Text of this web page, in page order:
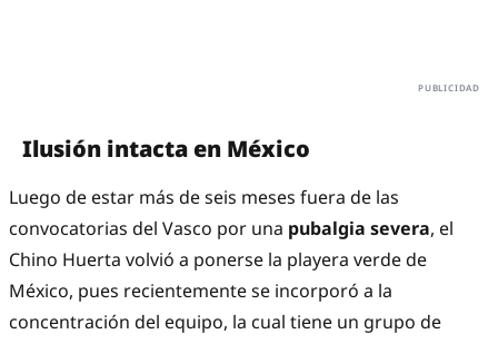
Ilusión intacta en México
Luego de estar más de seis meses fuera de las
convocatorias del Vasco por una pubalgia severa, el
Chino Huerta volvió a ponerse la playera verde de
México, pues recientemente se incorporó a la
concentración del equipo, la cual tiene un grupo de